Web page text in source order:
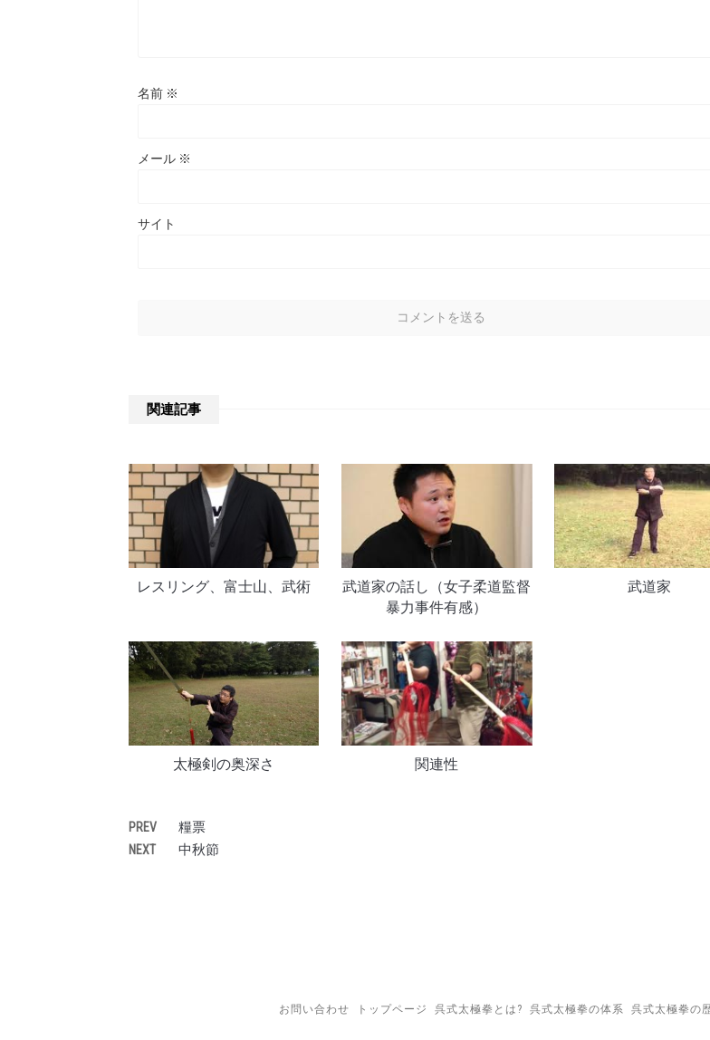
名前 ※
メール ※
サイト
関連記事
レスリング、富士山、武術
武道家の話し（女子柔道監督
暴力事件有感）
武道家
太極剣の奥深さ 関連性
PREV 糧票
NEXT 中秋節
お問い合わせ トップページ 呉式太極拳とは? 呉式太極拳の体系 呉式太極拳の